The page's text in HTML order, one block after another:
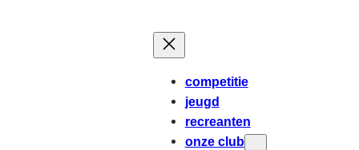
competitie
jeugd
recreanten
onze club